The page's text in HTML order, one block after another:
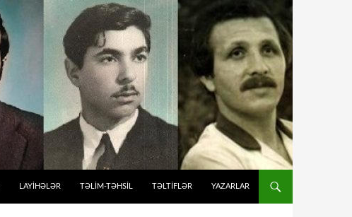
LAYİHƏLƏR TƏLIM-TƏHSIL TƏLTİFLƏR YAZARLAR